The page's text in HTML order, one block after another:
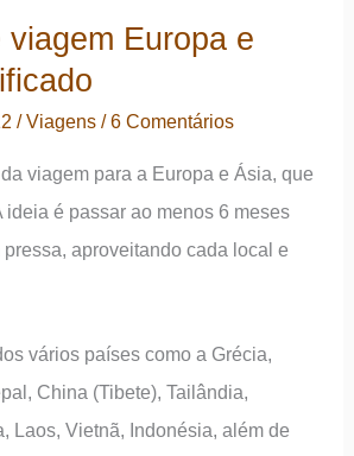
viagem Europa e
/Viagens /6 Comentários
viagem para a Europa e Ásia, que
ideia é passar ao menos 6 meses
aproveitando cada local e
vários países como a Grécia,
China (Tibete), Tailândia,
Laos, Vietnã, Indonésia, além de